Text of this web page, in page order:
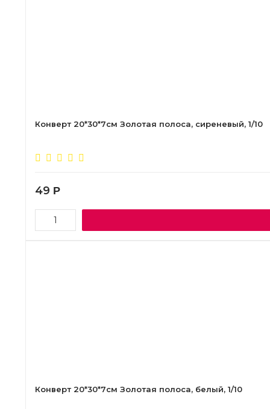
Конверт 20*30*7см Золотая полоса, сиреневый, 1/10
49 Р
Конверт 20*30*7см Золотая полоса, белый, 1/10